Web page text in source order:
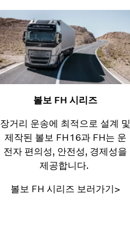
볼보 FH 시리즈
장거리 운송에 최적으로 설계 및
제작된 볼보 FH16과 FH는 운
전자 편의성, 안전성, 경제성을
제공합니다.
볼보 FH 시리즈 보러가기>